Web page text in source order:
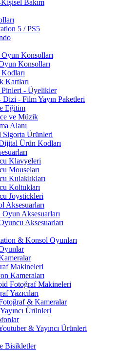
Bakım
5 / PS5
Konsolları
Konsolları
Kartları
- Üyelikler
Dizi - Film Yayın Paketleri
Eğitim
ve Müzik
Alanı
Sigorta Ürünleri
Ürün Kodları
Klavyeleri
Mouseları
Kulaklıkları
Koltukları
Joystickleri
Aksesuarları
Aksesuarları
Aksesuarları
& Konsol Oyunları
Makineleri
Kameraları
Fotoğraf Makineleri
Yazıcıları
& Kameralar
Ürünleri
& Yayıncı Ürünleri
Bisikletler